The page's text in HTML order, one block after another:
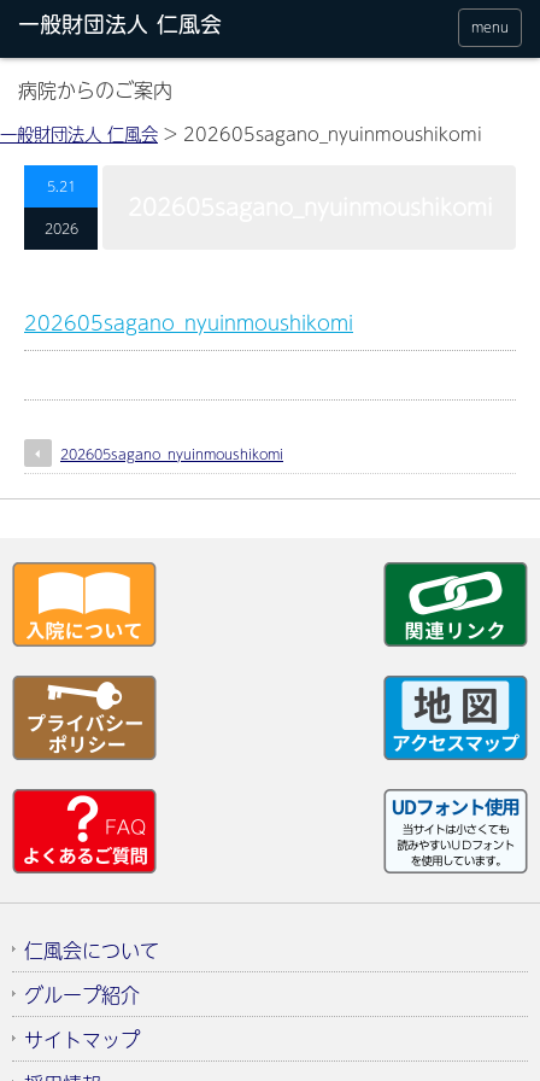
menu
病院からのご案内
一般財団法人 仁風会 > 202605sagano_nyuinmoushikomi
5.21
2026
202605sagano_nyuinmoushikomi
202605sagano_nyuinmoushikomi
仁風会について
グループ紹介
サイトマップ